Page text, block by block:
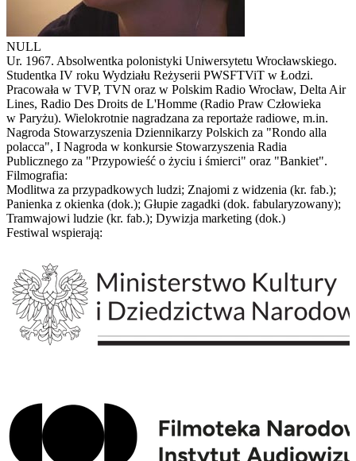
NULL
Ur. 1967. Absolwentka polonistyki Uniwersytetu Wrocławskiego.
Studentka IV roku Wydziału Reżyserii PWSFTViT w Łodzi.
Pracowała w TVP, TVN oraz w Polskim Radio Wrocław, Delta Air
Lines, Radio Des Droits de L'Homme (Radio Praw Człowieka
w Paryżu). Wielokrotnie nagradzana za reportaże radiowe, m.in.
Nagroda Stowarzyszenia Dziennikarzy Polskich za "Rondo alla
polacca", I Nagroda w konkursie Stowarzyszenia Radia
Publicznego za "Przypowieść o życiu i śmierci" oraz "Bankiet".
Filmografia:
Modlitwa za przypadkowych ludzi; Znajomi z widzenia (kr. fab.);
Panienka z okienka (dok.); Głupie zagadki (dok. fabularyzowany);
Tramwajowi ludzie (kr. fab.); Dywizja marketing (dok.)
Festiwal wspierają: